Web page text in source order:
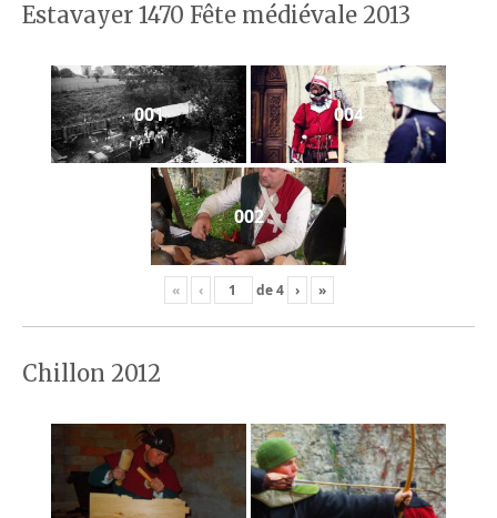
Estavayer 1470 Fête médiévale 2013
001 004
002
« ‹ de4 › »
Chillon 2012